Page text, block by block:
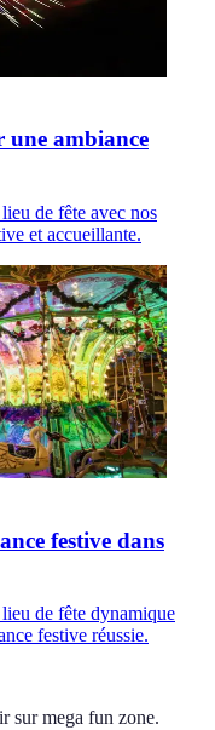
une ambiance
de fête avec nos
et accueillante.
festive dans
de fête dynamique
festive réussie.
sur mega fun zone.